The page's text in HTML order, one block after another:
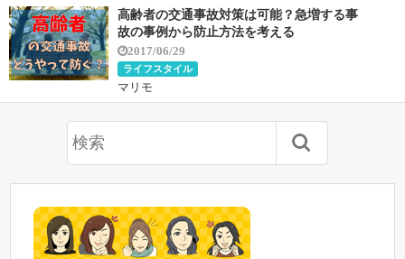
高齢者の交通事故対策は可能？急増する事
故の事例から防止方法を考える
2017/06/29
ライフスタイル
マリモ